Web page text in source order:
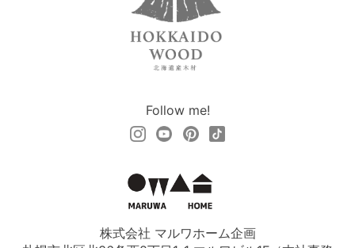
Follow me!
株式会社 マルワホーム企画